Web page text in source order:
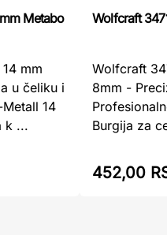
Metabo
mm
u čeliku i
14
k ...
Wolfcraft
Wolfcraft
8mm -
Burgija za
452,00